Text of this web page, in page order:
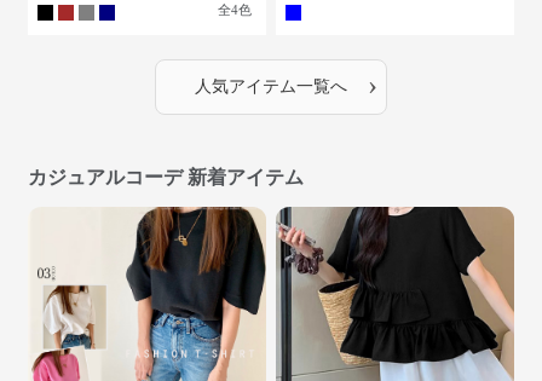
全4色
人気アイテム一覧へ ›
カジュアルコーデ 新着アイテム